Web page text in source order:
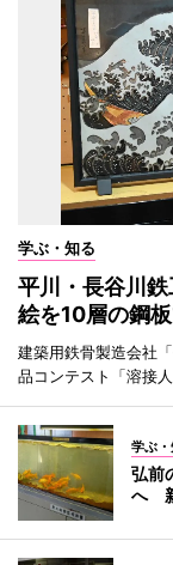
学ぶ・知る
平川・長谷川
絵を10層の鋼
建築用鉄骨製造会社
品コンテスト「溶接
学ぶ・
弘前
へ